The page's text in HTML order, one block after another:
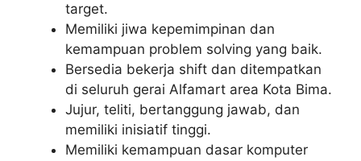
target.
Memiliki jiwa kepemimpinan dan
kemampuan problem solving yang baik.
Bersedia bekerja shift dan ditempatkan
di seluruh gerai Alfamart area Kota Bima.
Jujur, teliti, bertanggung jawab, dan
memiliki inisiatif tinggi.
Memiliki kemampuan dasar komputer